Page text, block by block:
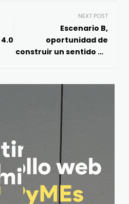
NEXT POST
Escenario B,
oportunidad de
construir un sentido de